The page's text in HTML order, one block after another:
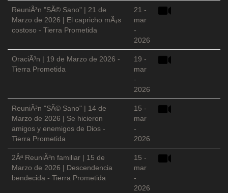
ReuniÃ³n "SÃ© Sano" | 21 de
Marzo de 2026 | El capricho mÃ¡s
costoso - Tierra Prometida
21 -
mar
-
2026
OraciÃ³n | 19 de Marzo de 2026 -
Tierra Prometida
19 -
mar
-
2026
ReuniÃ³n "SÃ© Sano" | 14 de
Marzo de 2026 | Se hicieron
amigos y enemigos de Dios -
Tierra Prometida
15 -
mar
-
2026
2Âª ReuniÃ³n familiar | 15 de
Marzo de 2026 | Descendencia
bendecida - Tierra Prometida
15 -
mar
-
2026